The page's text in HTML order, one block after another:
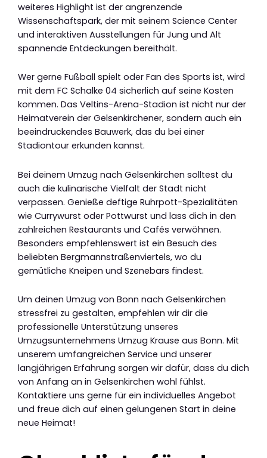
weiteres Highlight ist der angrenzende
Wissenschaftspark, der mit seinem Science Center
und interaktiven Ausstellungen für Jung und Alt
spannende Entdeckungen bereithält.
Wer gerne Fußball spielt oder Fan des Sports ist, wird
mit dem FC Schalke 04 sicherlich auf seine Kosten
kommen. Das Veltins-Arena-Stadion ist nicht nur der
Heimatverein der Gelsenkirchener, sondern auch ein
beeindruckendes Bauwerk, das du bei einer
Stadiontour erkunden kannst.
Bei deinem Umzug nach Gelsenkirchen solltest du
auch die kulinarische Vielfalt der Stadt nicht
verpassen. Genieße deftige Ruhrpott-Spezialitäten
wie Currywurst oder Pottwurst und lass dich in den
zahlreichen Restaurants und Cafés verwöhnen.
Besonders empfehlenswert ist ein Besuch des
beliebten Bergmannstraßenviertels, wo du
gemütliche Kneipen und Szenebars findest.
Um deinen Umzug von Bonn nach Gelsenkirchen
stressfrei zu gestalten, empfehlen wir dir die
professionelle Unterstützung unseres
Umzugsunternehmens Umzug Krause aus Bonn. Mit
unserem umfangreichen Service und unserer
langjährigen Erfahrung sorgen wir dafür, dass du dich
von Anfang an in Gelsenkirchen wohl fühlst.
Kontaktiere uns gerne für ein individuelles Angebot
und freue dich auf einen gelungenen Start in deine
neue Heimat!